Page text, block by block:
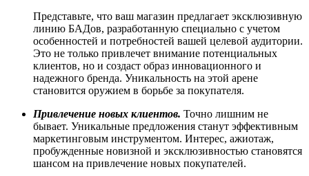
Представьте, что ваш магазин предлагает эксклюзивную
линию БАДов, разработанную специально с учетом
особенностей и потребностей вашей целевой аудитории.
Это не только привлечет внимание потенциальных
клиентов, но и создаст образ инновационного и
надежного бренда. Уникальность на этой арене
становится оружием в борьбе за покупателя.
Привлечение новых клиентов. Точно лишним не
бывает. Уникальные предложения станут эффективным
маркетинговым инструментом. Интерес, ажиотаж,
пробужденные новизной и эксклюзивностью становятся
шансом на привлечение новых покупателей.